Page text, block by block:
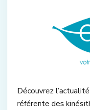
Découvrez
référente des